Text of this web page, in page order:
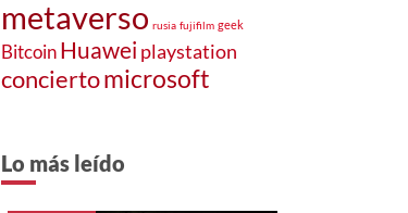
metaverso rusia fujifilm geek
BitcoinHuawei playstation
conciertomicrosoft
Lo más leído